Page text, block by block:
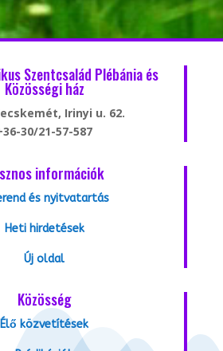
Szentcsalád Plébánia és
Közösségi ház
Irinyi u. 62.
30/21-57-587
információk
és nyitvatartás
Heti hirdetések
Új oldal
Közösség
Élő közvetítések